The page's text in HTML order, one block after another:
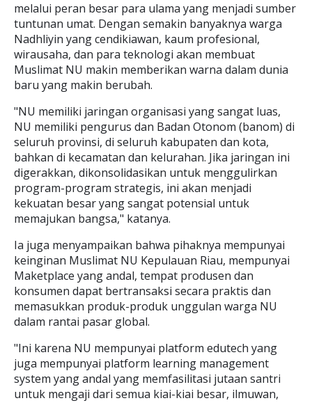
melalui peran besar para ulama yang menjadi sumber
tuntunan umat. Dengan semakin banyaknya warga
Nadhliyin yang cendikiawan, kaum profesional,
wirausaha, dan para teknologi akan membuat
Muslimat NU makin memberikan warna dalam dunia
baru yang makin berubah.
"NU memiliki jaringan organisasi yang sangat luas,
NU memiliki pengurus dan Badan Otonom (banom) di
seluruh provinsi, di seluruh kabupaten dan kota,
bahkan di kecamatan dan kelurahan. Jika jaringan ini
digerakkan, dikonsolidasikan untuk menggulirkan
program-program strategis, ini akan menjadi
kekuatan besar yang sangat potensial untuk
memajukan bangsa," katanya.
Ia juga menyampaikan bahwa pihaknya mempunyai
keinginan Muslimat NU Kepulauan Riau, mempunyai
Maketplace yang andal, tempat produsen dan
konsumen dapat bertransaksi secara praktis dan
memasukkan produk-produk unggulan warga NU
dalam rantai pasar global.
"Ini karena NU mempunyai platform edutech yang
juga mempunyai platform learning management
system yang andal yang memfasilitasi jutaan santri
untuk mengaji dari semua kiai-kiai besar, ilmuwan,